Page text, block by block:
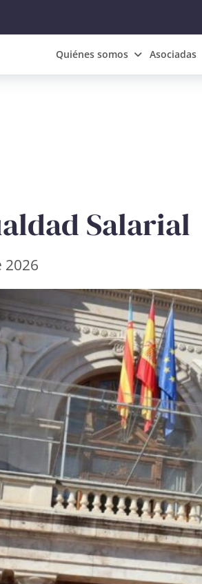
Quiénes somos Asociadas
Salarial
2026